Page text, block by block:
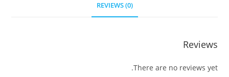
REVIEWS (0)
Reviews
There are no reviews yet.